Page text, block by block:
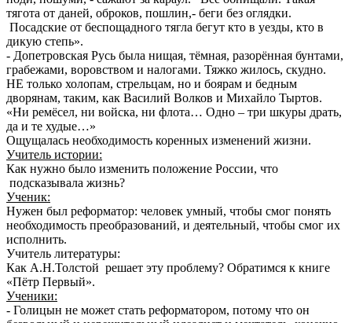
тягота от даней, оброков, пошлин,- беги без оглядки.
Посадские от беспощадного тягла бегут кто в уезды, кто в
дикую степь».
- Допетровская Русь была нищая, тёмная, разорённая бунтами,
грабежами, воровством и налогами. Тяжко жилось, скудно.
НЕ только холопам, стрельцам, но и боярам и бедным
дворянам, таким, как Василий Волков и Михайло Тыртов.
«Ни ремёсел, ни войска, ни флота… Одно – три шкуры драть,
да и те худые…»
Ощущалась необходимость коренных изменений жизни.
Учитель истории:
Как нужно было изменить положение России, что
подсказывала жизнь?
Ученик:
Нужен был реформатор: человек умный, чтобы смог понять
необходимость преобразований, и деятельный, чтобы смог их
исполнить.
Учитель литературы:
Как А.Н.Толстой решает эту проблему? Обратимся к книге
«Пётр Первый».
Ученики:
- Голицын не может стать реформатором, потому что он